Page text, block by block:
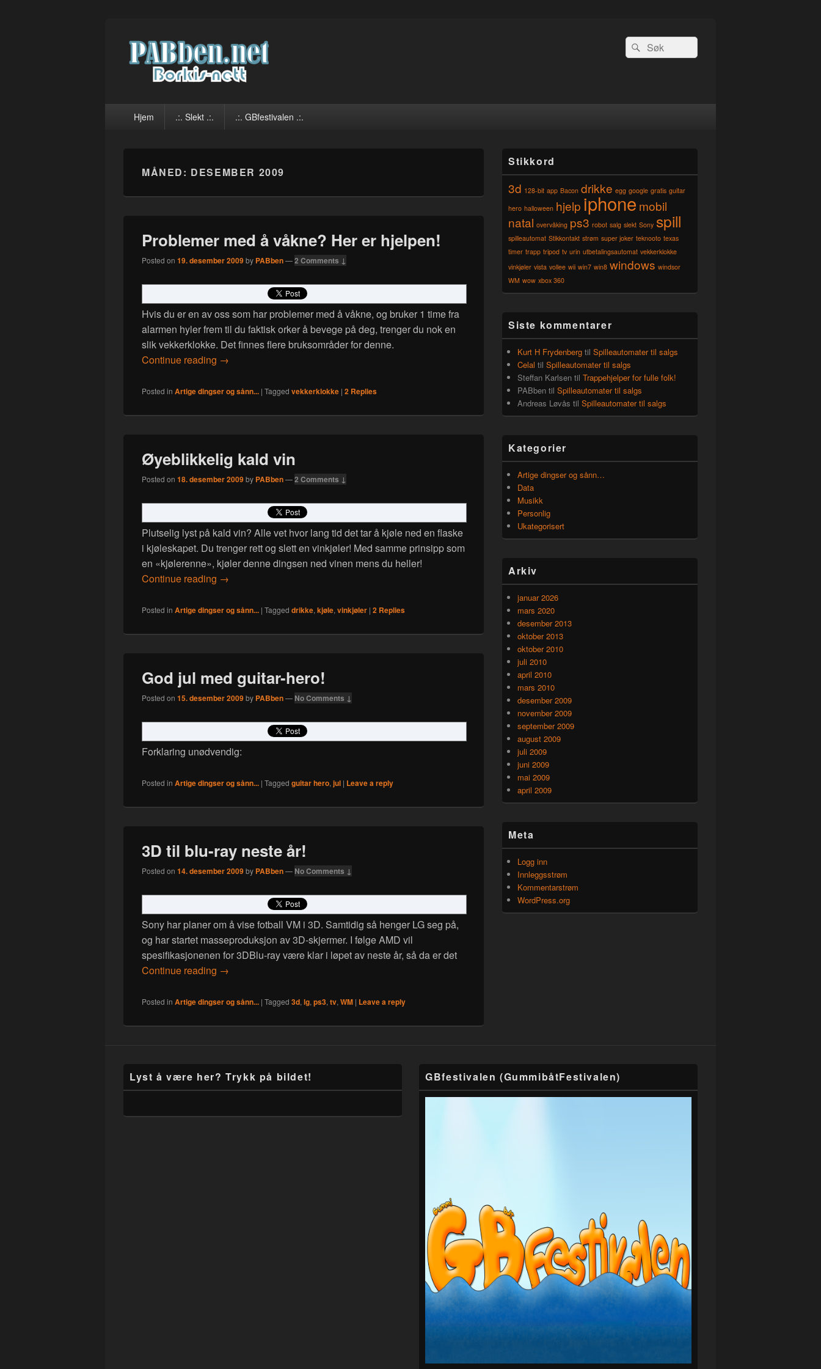
PABben.net
Search
for:
Search
Hjem .:. Slekt .:. .:. GBfestivalen .:.
MÅNED: DESEMBER 2009
Problemer med å våkne? Her er hjelpen!
Posted on 19. desember 2009by PABben—2 Comments ↓
Hvis du er en av oss som har problemer med å våkne, og bruker 1 time fra
alarmen hyler frem til du faktisk orker å bevege på deg, trenger du nok en
slik vekkerklokke. Det finnes flere bruksområder for denne.
Continue reading Problemer med å våkne? Her er hjelpen!
→
Posted in Artige dingser og sånn... | Tagged vekkerklokke | 2 Replies
Øyeblikkelig kald vin
Posted on 18. desember 2009by PABben—2 Comments ↓
Plutselig lyst på kald vin? Alle vet hvor lang tid det tar å kjøle ned en flaske
i kjøleskapet. Du trenger rett og slett en vinkjøler! Med samme prinsipp som
en «kjølerenne», kjøler denne dingsen ned vinen mens du heller!
Continue reading Øyeblikkelig kald vin
→
Posted in Artige dingser og sånn... | Tagged drikke, kjøle, vinkjøler | 2 Replies
God jul med guitar-hero!
Posted on 15. desember 2009by PABben— No Comments ↓
Forklaring unødvendig:
Posted in Artige dingser og sånn... | Tagged guitar hero, jul | Leave a reply
3D til blu-ray neste år!
Posted on 14. desember 2009by PABben— No Comments ↓
Sony har planer om å vise fotball VM i 3D. Samtidig så henger LG seg på,
og har startet masseproduksjon av 3D-skjermer. I følge AMD vil
spesifikasjonenen for 3DBlu-ray være klar i løpet av neste år, så da er det
Continue reading 3D til blu-ray neste år!
→
Posted in Artige dingser og sånn... | Tagged 3d, lg, ps3, tv, WM | Leave a reply
Sidebar
Widget
Area
Stikkord
3d 128-bit app Bacon drikke egg google gratis guitar
hero halloween hjelp iphone mobil
natal overvåking ps3 robot salg slekt Sony spill
spilleautomat Stikkontakt strøm super joker teknooto texas
timer trapp tripod tv urin utbetalingsautomat vekkerklokke
vinkjøler vista vollee wii win7 win8 windows windsor
WM wow xbox 360
Siste kommentarer
Kurt H Frydenberg til Spilleautomater til salgs
Celal til Spilleautomater til salgs
Steffan Karlsen til Trappehjelper for fulle folk!
PABben til Spilleautomater til salgs
Andreas Løvås til Spilleautomater til salgs
Kategorier
Artige dingser og sånn…
Data
Musikk
Personlig
Ukategorisert
Arkiv
januar 2026
mars 2020
desember 2013
oktober 2013
oktober 2010
juli 2010
april 2010
mars 2010
desember 2009
november 2009
september 2009
august 2009
juli 2009
juni 2009
mai 2009
april 2009
Meta
Logg inn
Innleggsstrøm
Kommentarstrøm
WordPress.org
Lyst å være her? Trykk på bildet! GBfestivalen (GummibåtFestivalen)